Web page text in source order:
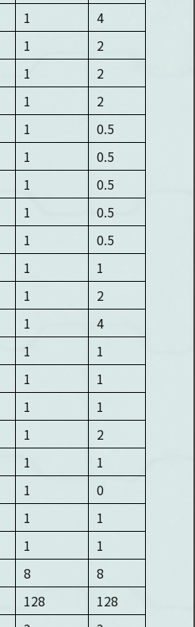
1
4
1
2
1
2
1
2
1
0.5
1
0.5
1
0.5
1
0.5
1
0.5
1
1
1
2
1
4
1
1
1
1
1
1
1
2
1
1
1
0
1
1
1
1
8
8
128
128